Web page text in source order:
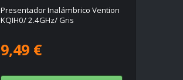
Presentador Inalámbrico Vention
KQIH0/ 2.4GHz/ Gris
9,49 €